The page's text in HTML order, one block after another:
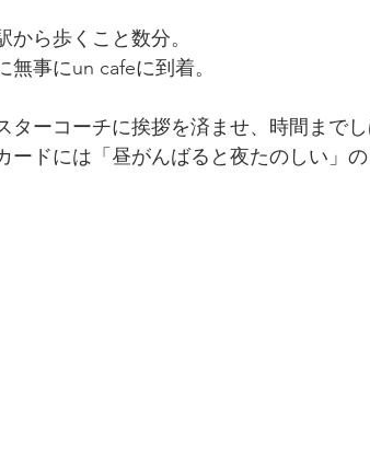
から歩くこと数分。
無事にun cafeに到着。
ターコーチに挨拶を済ませ、時間までし
ードには「昼がんばると夜たのしい」の